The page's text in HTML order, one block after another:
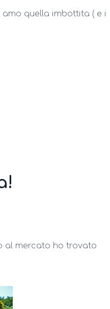
amo quella imbottita ( e i
al mercato ho trovato